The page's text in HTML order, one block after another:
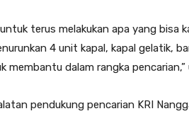
terus melakukan apa yang bisa
4 unit kapal, kapal gelatik,
dalam rangka pencarian,”
pendukung pencarian KRI